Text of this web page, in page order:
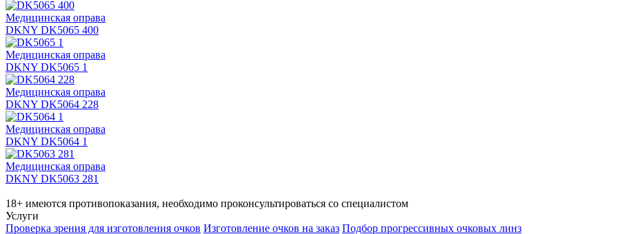
Медицинская оправа
DKNY DK5065 400
Медицинская оправа
DKNY DK5065 1
Медицинская оправа
DKNY DK5064 228
Медицинская оправа
DKNY DK5064 1
Медицинская оправа
DKNY DK5063 281
18+ имеются противопоказания, необходимо проконсультироваться со специалистом
Услуги
Проверка зрения для изготовления очков Изготовление очков на заказ Подбор прогрессивных очковых линз